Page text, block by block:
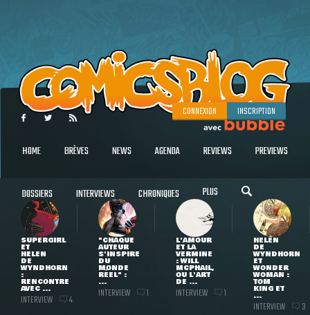
CONNEXION INSCRIPTION
HOME BRÈVES NEWS AGENDA REVIEWS PREVIEWS
DOSSIERS INTERVIEWS CHRONIQUES PLUS
SUPERGIRL
ET
HELEN
DE
WYNDHORN
:
RENCONTRE
AVEC ...
INTERVIEW 4
"CHAQUE
AUTEUR
S'INSPIRE
DU
MONDE
RÉEL" :
...
INTERVIEW 1
L'AMOUR
ET LA
VERMINE
: WILL
MCPHAIL,
OU L'ART
DE ...
INTERVIEW 1
HELEN
DE
WYNDHORN
ET
WONDER
WOMAN :
TOM
KING ET
...
INTERVIEW 3